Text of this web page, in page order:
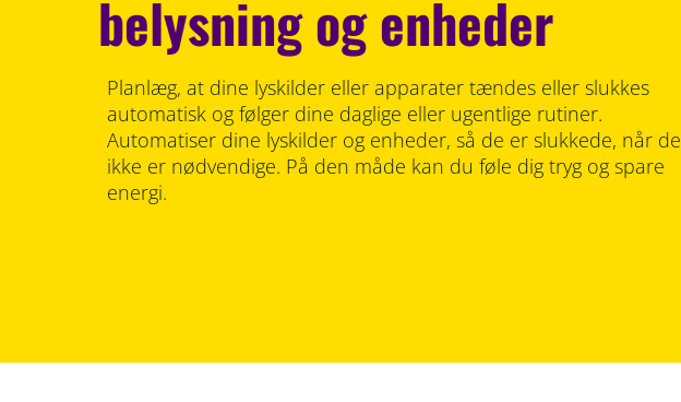
belysning og enheder
Planlæg, at dine lyskilder eller apparater tændes eller slukkes
automatisk og følger dine daglige eller ugentlige rutiner.
Automatiser dine lyskilder og enheder, så de er slukkede, når de
ikke er nødvendige. På den måde kan du føle dig tryg og spare
energi.